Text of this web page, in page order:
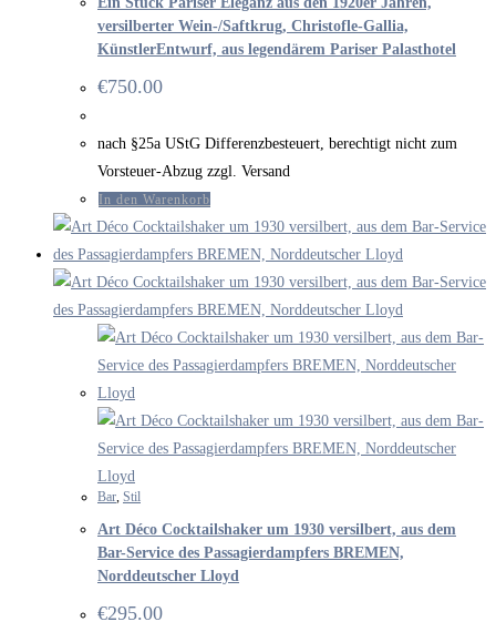
versilberter Wein-/Saftkrug, Christofle-Gallia,
KünstlerEntwurf, aus legendärem Pariser Palasthotel
€750.00
nach §25a UStG Differenzbesteuert, berechtigt nicht zum
Vorsteuer-Abzug zzgl. Versand
In den Warenkorb
Bar Stil
Art Déco Cocktailshaker um 1930 versilbert, aus dem
Bar-Service des Passagierdampfers BREMEN,
Norddeutscher Lloyd
€295.00